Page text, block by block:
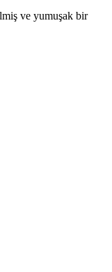
ve yumuşak bir